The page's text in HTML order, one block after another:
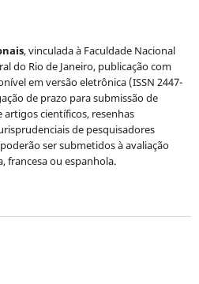
, vinculada à Faculdade Nacional
do Rio de Janeiro, publicação com
em versão eletrônica (ISSN 2447-
de prazo para submissão de
científicos, resenhas
de pesquisadores
ser submetidos à avaliação
francesa ou espanhola.